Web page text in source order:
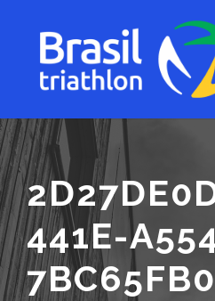
441E-